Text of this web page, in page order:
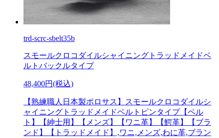
trd-scrc-sbelt35b
スモールクロコダイルシャイニングトラッドメイドベ
ルトバックルタイプ
48,400円(税込)
【熟練職人日本製ポロサス】スモールクロコダイルシ
ャイニングトラッドメイドベルトピンタイプ【ベル
ト】【紳士用】【メンズ】【ワニ革】【鰐革】【ブラ
ンド】【トラッドメイド】,ワニ,メンズ,わに革,ブラン